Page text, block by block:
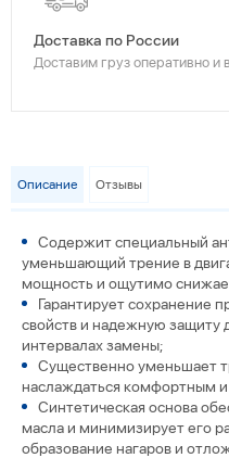
Доставка по России
Доставим груз оперативно и
Описание Отзывы
Содержит специальный
уменьшающий трение в
мощность и ощутимо
Гарантирует сохранение
свойств и надежную защиту
интервалах замены;
Существенно уменьшает
наслаждаться комфортным
Синтетическая основа
масла и минимизирует его
образование нагаров и